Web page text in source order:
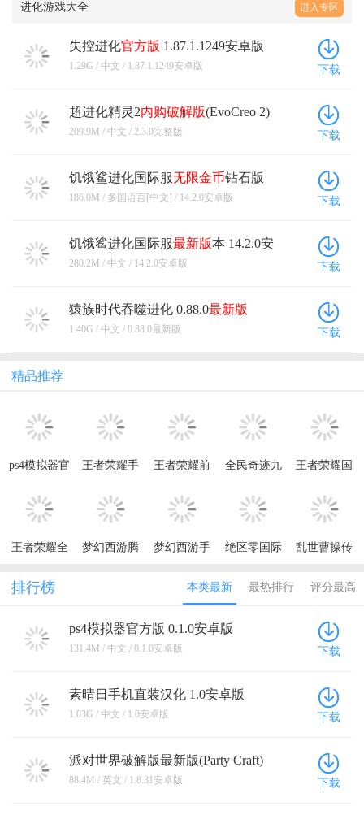
进化游戏大全 进入专区
失控进化官方版 1.87.1.1249安卓版
1.29G / 中文 / 1.87.1.1249安卓版 下载
超进化精灵2内购破解版(EvoCreo 2)
2.3.0完整版
209.9M / 中文 / 2.3.0完整版 下载
饥饿鲨进化国际服无限金币钻石版
14.2.0安卓版
186.0M / 多国语言[中文] / 14.2.0安卓版 下载
饥饿鲨进化国际服最新版本 14.2.0安
卓版
280.2M / 中文 / 14.2.0安卓版 下载
猿族时代吞噬进化 0.88.0最新版
1.40G / 中文 / 0.88.0最新版 下载
精品推荐
ps4模拟器官
王者荣耀手
王者荣耀前
全民奇迹九
王者荣耀国
2026(Honor
of Kings)
王者荣耀全
新版(Honor
of Kings)
梦幻西游腾
梦幻西游手
绝区零国际
乱世曹操传
排行榜 本类最新 最热排行 评分最高
ps4模拟器官方版 0.1.0安卓版
131.4M / 中文 / 0.1.0安卓版 下载
素晴日手机直装汉化 1.0安卓版
1.03G / 中文 / 1.0安卓版 下载
派对世界破解版最新版(Party Craft)
1.8.31安卓版
88.4M / 英文 / 1.8.31安卓版 下载